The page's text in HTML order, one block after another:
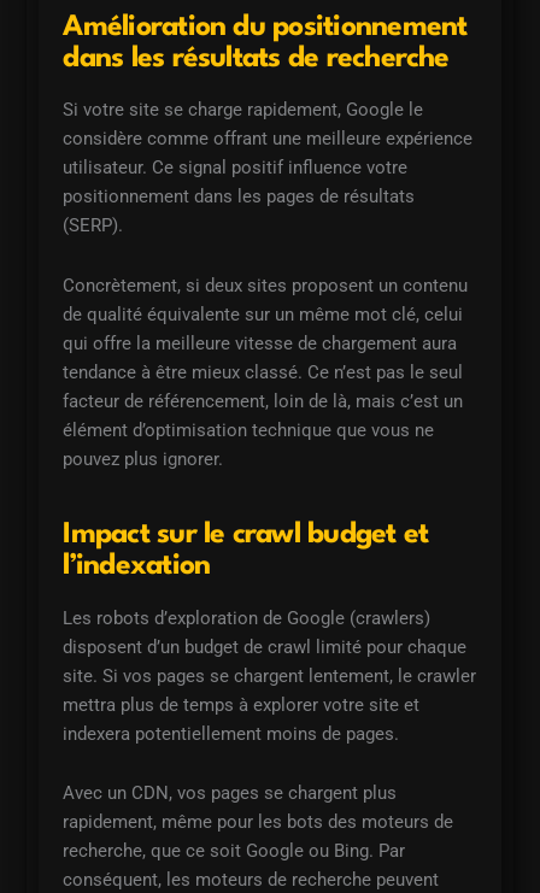
Amélioration du positionnement
dans les résultats de recherche
Si votre site se charge rapidement, Google le
considère comme offrant une meilleure expérience
utilisateur. Ce signal positif influence votre
positionnement dans les pages de résultats
(SERP).
Concrètement, si deux sites proposent un contenu
de qualité équivalente sur un même mot clé, celui
qui offre la meilleure vitesse de chargement aura
tendance à être mieux classé. Ce n’est pas le seul
facteur de référencement, loin de là, mais c’est un
élément d’optimisation technique que vous ne
pouvez plus ignorer.
Impact sur le crawl budget et
l’indexation
Les robots d’exploration de Google (crawlers)
disposent d’un budget de crawl limité pour chaque
site. Si vos pages se chargent lentement, le crawler
mettra plus de temps à explorer votre site et
indexera potentiellement moins de pages.
Avec un CDN, vos pages se chargent plus
rapidement, même pour les bots des moteurs de
recherche, que ce soit Google ou Bing. Par
conséquent, les moteurs de recherche peuvent